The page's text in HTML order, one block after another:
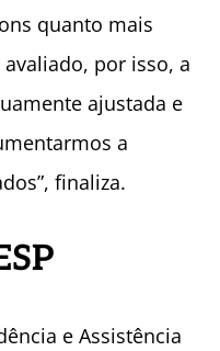
quanto mais
por isso, a
ajustada e
a
finaliza.
e Assistência